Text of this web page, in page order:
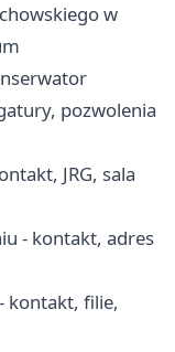
w
pozwolenia
JRG, sala
- kontakt, adres
kontakt, filie,